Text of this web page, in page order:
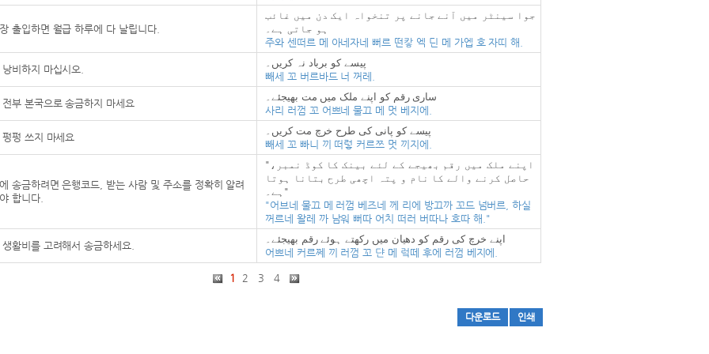
출입하면 월급 하루에 다 날립니다.
جوا سینٹر میں آنے جانے پر تنخواہ ایک دن میں غائب
ہو جاتی ہے۔
주와 센떠르 메 아네자네 뻐르 떤캏 엑 딘 메 가엡 호 자띠 해.
비하지 마십시오.
پیسے کو برباد نہ کریں۔
빼세 꼬 버르바드 너 꺼레.
부 본국으로 송금하지 마세요
ساری رقم کو اپنے ملک میں مت بھیجئے۔
사리 러껌 꼬 어쁘네 물끄 메 멋 베지에.
펑 쓰지 마세요
پیسے کو پانی کی طرح خرچ مت کریں۔
빼세 꼬 빠니 끼 떠렇 커르쯔 멋 끼지에.
송금하려면 은행코드, 받는 사람 및 주소를 정확히 알려
합니다.
"اپنے ملک میں رقم بھیجے کے لئے بینک کا کوڈ نمبر،
حاصل کرنے والے کا نام و پتہ اچھی طرح بتانا ہوتا
ہے۔"
"어브네 물끄 메 러껌 베즈네 께 리에 방끄까 꼬드 넘버르, 하실
꺼르네 왈레 까 남워 뻐따 어치 떠러 버따나 호따 해."
활비를 고려해서 송금하세요.
اپنے خرچ کی رقم کو دھیان میں رکھتے ہوئے رقم بھیجئے۔
어쁘네 커르쩨 끼 러껌 꼬 댠 메 렄떼 후에 러껌 베지에.
1 2 3 4
다운로드 인쇄